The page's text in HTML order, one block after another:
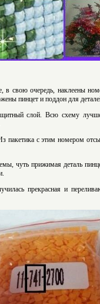
в свою очередь, наклеены
пинцет и поддон для
слой. Всю схему
пакетика с этим номером
чуть прижимая деталь
прекрасная и